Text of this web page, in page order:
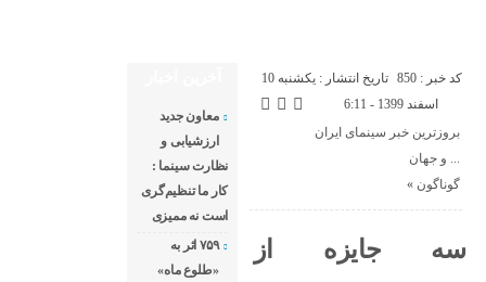
کد خبر : 850
تاریخ انتشار : یکشنبه 10
اسفند 1399 - 6:11
بروزترین خبر سینمای ایران
و جهان ...
« گوناگون
سه جایزه از
معاون جدید
ارزشیابی و
نظارت سینما :
کار ما تنظیم‌گری
است نه ممیزی
۷۵۹ اثر به
«طلوع ماه»